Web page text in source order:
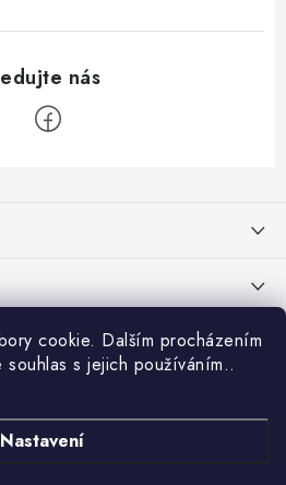
cookie. Dalším procházením
s jejich používáním..
Nastavení